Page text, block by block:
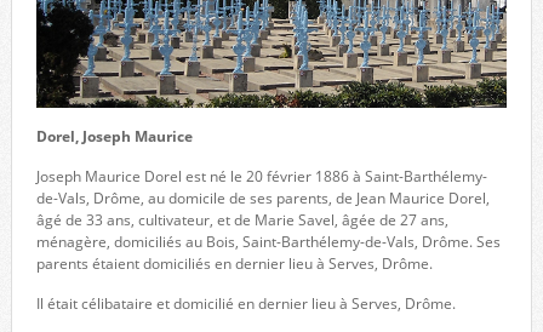
Dorel, Joseph Maurice
Joseph Maurice Dorel est né le 20 février 1886 à Saint-Barthélemy-
de-Vals, Drôme, au domicile de ses parents, de Jean Maurice Dorel,
âgé de 33 ans, cultivateur, et de Marie Savel, âgée de 27 ans,
ménagère, domiciliés au Bois, Saint-Barthélemy-de-Vals, Drôme. Ses
parents étaient domiciliés en dernier lieu à Serves, Drôme.
Il était célibataire et domicilié en dernier lieu à Serves, Drôme.